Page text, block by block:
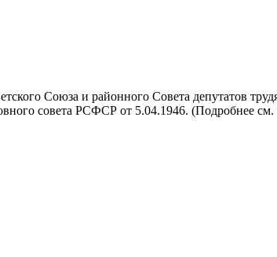
Союза и районного Совета депутатов
совета РСФСР от 5.04.1946. (Подробнее